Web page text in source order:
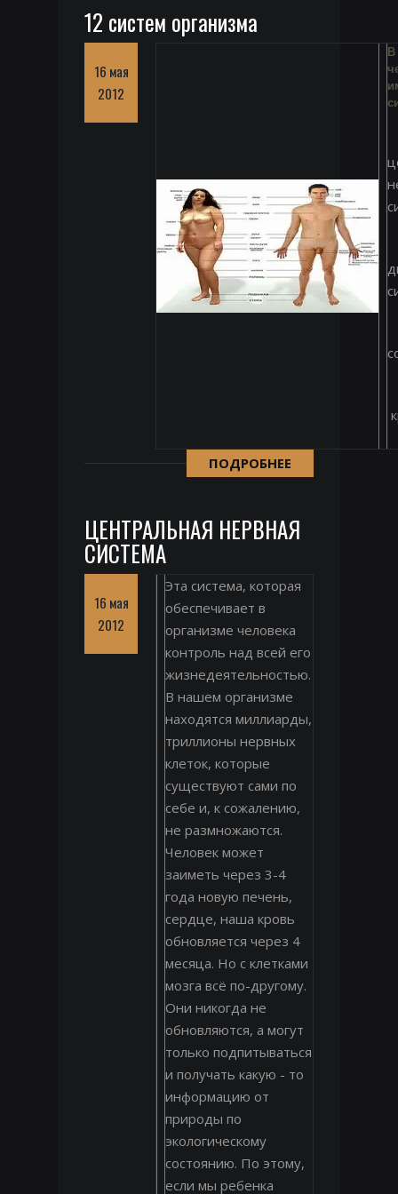
12 систем организма
16 мая
2012
ПОДРОБНЕЕ
ЦЕНТРАЛЬНАЯ НЕРВНАЯ
СИСТЕМА
16 мая
2012
Эта система, которая
обеспечивает в
организме человека
контроль над всей его
жизнедеятельностью.
В нашем организме
находятся миллиарды,
триллионы нервных
клеток, которые
существуют сами по
себе и, к сожалению,
не размножаются.
Человек может
заиметь через 3-4
года новую печень,
сердце, наша кровь
обновляется через 4
месяца. Но с клетками
мозга всё по-другому.
Они никогда не
обновляются, а могут
только подпитываться
и получать какую - то
информацию от
природы по
экологическому
состоянию. По этому,
если мы ребенка